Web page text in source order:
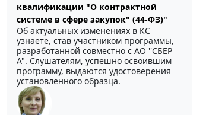
квалификации "О контрактной
системе в сфере закупок" (44-ФЗ)"
Об актуальных изменениях в КС
узнаете, став участником программы,
разработанной совместно с АО ''СБЕР
А". Слушателям, успешно освоившим
программу, выдаются удостоверения
установленного образца.